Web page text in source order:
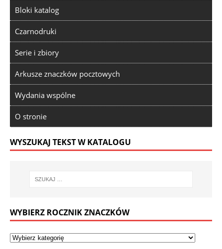
Bloki katalog
Czarnodruki
Serie i zbiory
Arkusze znaczków pocztowych
Wydania wspólne
O stronie
WYSZUKAJ TEKST W KATALOGU
WYBIERZ ROCZNIK ZNACZKÓW